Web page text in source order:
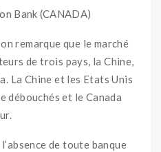
Bank (CANADA)
remarque que le marché
de trois pays, la Chine,
La Chine et les Etats Unis
débouchés et le Canada
de toute banque